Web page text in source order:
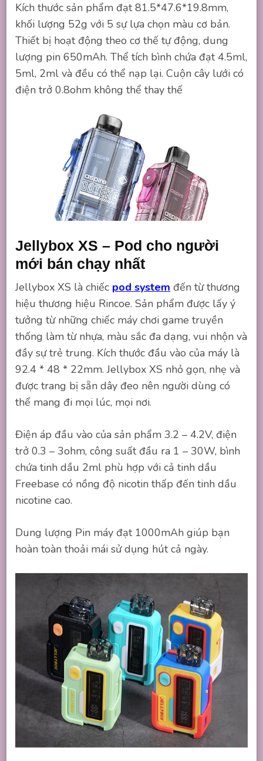
Kích thước sản phẩm đạt 81.5*47.6*19.8mm,
khối lượng 52g với 5 sự lựa chọn màu cơ bản.
Thiết bị hoạt động theo cơ thế tự động, dung
lượng pin 650mAh. Thể tích bình chứa đạt 4.5ml,
5ml, 2ml và đều có thể nạp lại. Cuộn cây lưới có
điện trở 0.8ohm không thể thay thế
Jellybox XS – Pod cho người
mới bán chạy nhất
Jellybox XS là chiếc pod system đến từ thương
hiệu thương hiệu Rincoe. Sản phẩm được lấy ý
tưởng từ những chiếc máy chơi game truyền
thống làm từ nhựa, màu sắc đa dạng, vui nhộn và
đầy sự trẻ trung. Kích thước đầu vào của máy là
92.4 * 48 * 22mm. Jellybox XS nhỏ gọn, nhẹ và
được trang bị sẵn dây đeo nên người dùng có
thể mang đi mọi lúc, mọi nơi.
Điện áp đầu vào của sản phẩm 3.2 – 4.2V, điện
trở 0.3 – 3ohm, công suất đầu ra 1 – 30W, bình
chứa tinh dầu 2ml phù hợp với cả tinh dầu
Freebase có nồng độ nicotin thấp đến tinh dầu
nicotine cao.
Dung lượng Pin máy đạt 1000mAh giúp bạn
hoàn toàn thoải mái sử dụng hút cả ngày.